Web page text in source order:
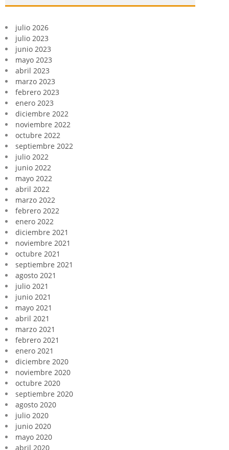
julio 2026
julio 2023
junio 2023
mayo 2023
abril 2023
marzo 2023
febrero 2023
enero 2023
diciembre 2022
noviembre 2022
octubre 2022
septiembre 2022
julio 2022
junio 2022
mayo 2022
abril 2022
marzo 2022
febrero 2022
enero 2022
diciembre 2021
noviembre 2021
octubre 2021
septiembre 2021
agosto 2021
julio 2021
junio 2021
mayo 2021
abril 2021
marzo 2021
febrero 2021
enero 2021
diciembre 2020
noviembre 2020
octubre 2020
septiembre 2020
agosto 2020
julio 2020
junio 2020
mayo 2020
abril 2020